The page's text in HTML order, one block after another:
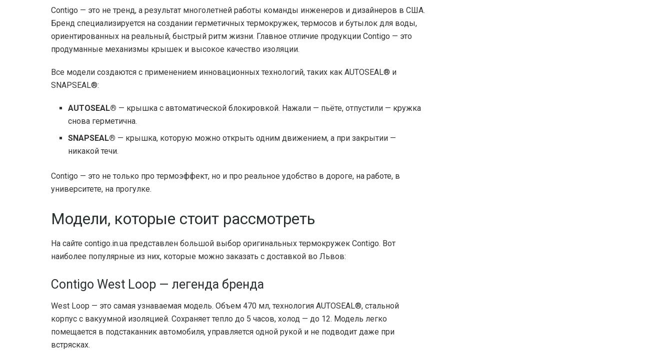
Contigo — это не тренд, а результат многолетней работы команды инженеров и дизайнеров в США.
Бренд специализируется на создании герметичных термокружек, термосов и бутылок для воды,
ориентированных на реальный, быстрый ритм жизни. Главное отличие продукции Contigo — это
продуманные механизмы крышек и высокое качество изоляции.
Все модели создаются с применением инновационных технологий, таких как AUTOSEAL® и
SNAPSEAL®:
AUTOSEAL® — крышка с автоматической блокировкой. Нажали — пьёте, отпустили — кружка
снова герметична.
SNAPSEAL® — крышка, которую можно открыть одним движением, а при закрытии —
никакой течи.
Contigo — это не только про термоэффект, но и про реальное удобство в дороге, на работе, в
университете, на прогулке.
Модели, которые стоит рассмотреть
На сайте contigo.in.ua представлен большой выбор оригинальных термокружек Contigo. Вот
наиболее популярные из них, которые можно заказать с доставкой во Львов:
Contigo West Loop — легенда бренда
West Loop — это самая узнаваемая модель. Объем 470 мл, технология AUTOSEAL®, стальной
корпус с вакуумной изоляцией. Сохраняет тепло до 5 часов, холод — до 12. Модель легко
помещается в подстаканник автомобиля, управляется одной рукой и не подводит даже при
встрясках.